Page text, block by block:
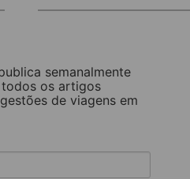
semanalmente
os artigos
de viagens em